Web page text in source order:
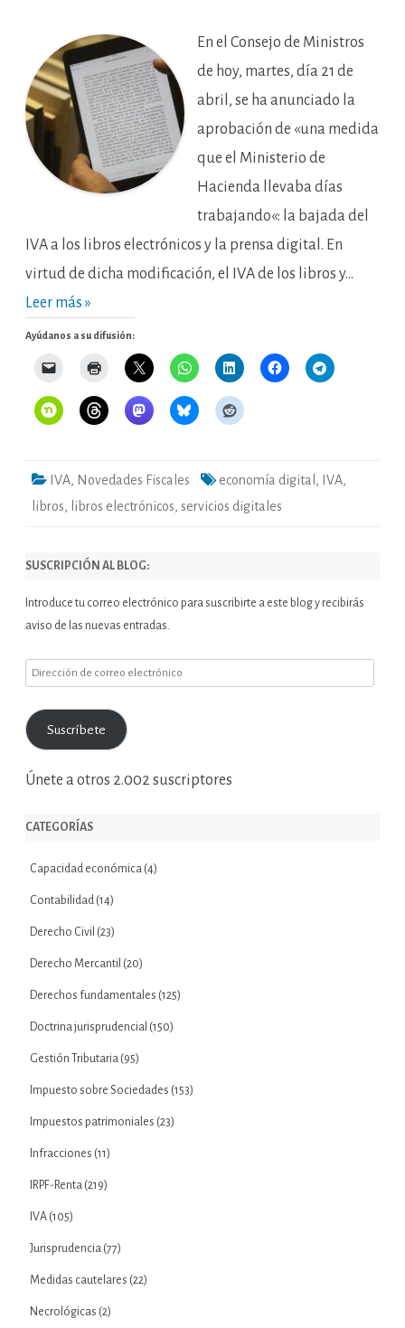
confinamiento.
39.
En el Consejo de Ministros
de hoy, martes, día 21 de
abril, se ha anunciado la
aprobación de «una medida
que el Ministerio de
Hacienda llevaba días
trabajando«: la bajada del
IVA a los libros electrónicos y la prensa digital. En
virtud de dicha modificación, el IVA de los libros y…
Leer más »
Ayúdanos a su difusión:
IVA, Novedades Fiscales economía digital , IVA,
libros, libros electrónicos, servicios digitales
SUSCRIPCIÓN AL BLOG:
Introduce tu correo electrónico para suscribirte a este blog y recibirás
aviso de las nuevas entradas.
Dirección
correo
electrónico
Suscríbete
Únete a otros 2.002 suscriptores
CATEGORÍAS
Capacidad económica (4)
Contabilidad (14)
Derecho Civil (23)
Derecho Mercantil (20)
Derechos fundamentales (125)
Doctrina jurisprudencial (150)
Gestión Tributaria (95)
Impuesto sobre Sociedades (153)
Impuestos patrimoniales (23)
Infracciones (11)
IRPF-Renta (219)
IVA (105)
Jurisprudencia (77)
Medidas cautelares (22)
Necrológicas (2)